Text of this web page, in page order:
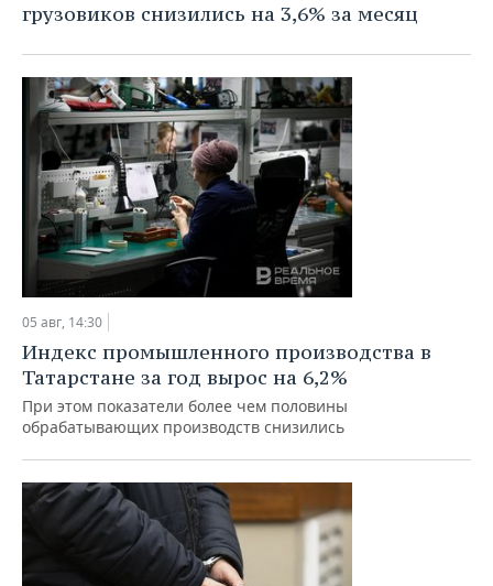
грузовиков снизились на 3,6% за месяц
05 авг, 14:30
Индекс промышленного производства в
Татарстане за год вырос на 6,2%
При этом показатели более чем половины
обрабатывающих производств снизились